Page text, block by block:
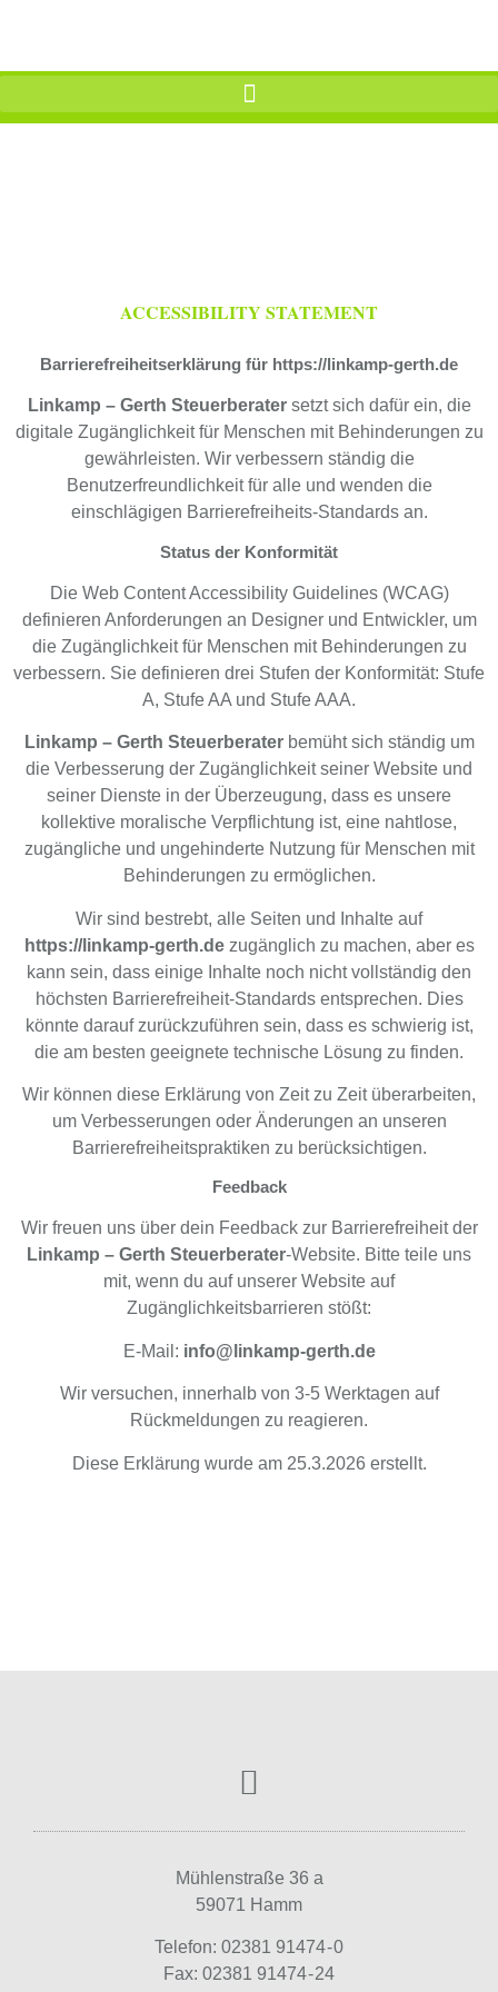
ACCESSIBILITY STATEMENT
Barrierefreiheitserklärung für https://linkamp-gerth.de
Linkamp – Gerth Steuerberatersetzt sich dafür ein, die
digitale Zugänglichkeit für Menschen mit Behinderungen zu
gewährleisten. Wir verbessern ständig die
Benutzerfreundlichkeit für alle und wenden die
einschlägigen Barrierefreiheits-Standards an.
Status der Konformität
Die Web Content Accessibility Guidelines (WCAG)
definieren Anforderungen an Designer und Entwickler, um
die Zugänglichkeit für Menschen mit Behinderungen zu
verbessern. Sie definieren drei Stufen der Konformität: Stufe
A, Stufe AA und Stufe AAA.
Linkamp – Gerth Steuerberaterbemüht sich ständig um
die Verbesserung der Zugänglichkeit seiner Website und
seiner Dienste in der Überzeugung, dass es unsere
kollektive moralische Verpflichtung ist, eine nahtlose,
zugängliche und ungehinderte Nutzung für Menschen mit
Behinderungen zu ermöglichen.
Wir sind bestrebt, alle Seiten und Inhalte auf
https://linkamp-gerth.dezugänglich zu machen, aber es
kann sein, dass einige Inhalte noch nicht vollständig den
höchsten Barrierefreiheit-Standards entsprechen. Dies
könnte darauf zurückzuführen sein, dass es schwierig ist,
die am besten geeignete technische Lösung zu finden.
Wir können diese Erklärung von Zeit zu Zeit überarbeiten,
um Verbesserungen oder Änderungen an unseren
Barrierefreiheitspraktiken zu berücksichtigen.
Feedback
Wir freuen uns über dein Feedback zur Barrierefreiheit der
Linkamp – Gerth Steuerberater-Website. Bitte teile uns
mit, wenn du auf unserer Website auf
Zugänglichkeitsbarrieren stößt:
E-Mail: info@linkamp-gerth.de
Wir versuchen, innerhalb von 3-5 Werktagen auf
Rückmeldungen zu reagieren.
Diese Erklärung wurde am 25.3.2026 erstellt.
Mühlenstraße 36 a
59071 Hamm
Telefon: 02381 91474 - 0
Fax: 02381 91474 - 24